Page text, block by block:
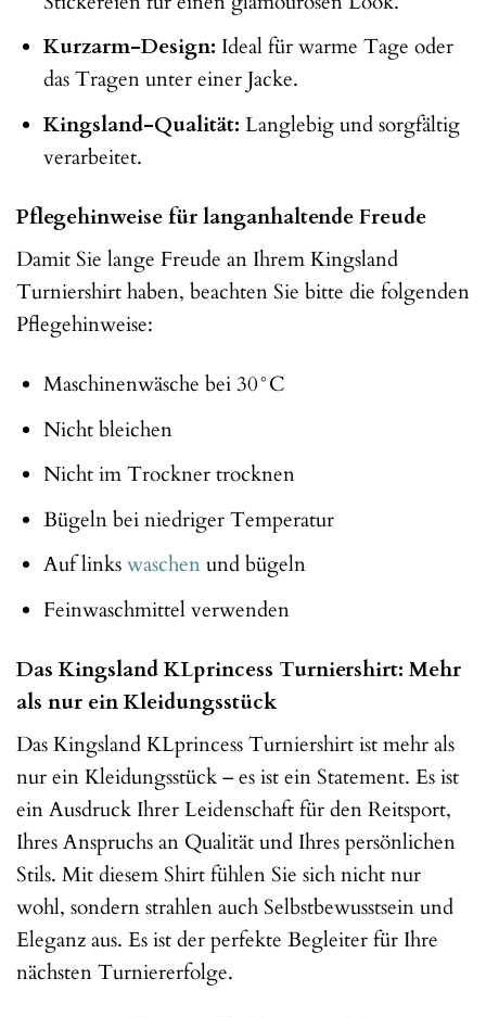
Kurzarm-Design: Ideal für warme Tage oder
das Tragen unter einer Jacke.
Kingsland-Qualität: Langlebig und sorgfältig
verarbeitet.
Pflegehinweise für langanhaltende Freude
Damit Sie lange Freude an Ihrem Kingsland
Turniershirt haben, beachten Sie bitte die folgenden
Pflegehinweise:
Maschinenwäsche bei 30°C
Nicht bleichen
Nicht im Trockner trocknen
Bügeln bei niedriger Temperatur
Auf linkswaschenund bügeln
Feinwaschmittel verwenden
Das Kingsland KLprincess Turniershirt: Mehr
als nur ein Kleidungsstück
Das Kingsland KLprincess Turniershirt ist mehr als
nur ein Kleidungsstück – es ist ein Statement. Es ist
ein Ausdruck Ihrer Leidenschaft für den Reitsport,
Ihres Anspruchs an Qualität und Ihres persönlichen
Stils. Mit diesem Shirt fühlen Sie sich nicht nur
wohl, sondern strahlen auch Selbstbewusstsein und
Eleganz aus. Es ist der perfekte Begleiter für Ihre
nächsten Turniererfolge.